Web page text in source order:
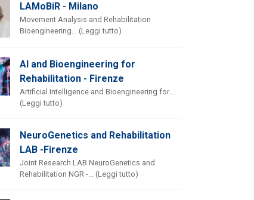
LAMoBiR - Milano
Movement Analysis and Rehabilitation
Bioengineering... (Leggi tutto)
AI and Bioengineering for
Rehabilitation - Firenze
Artificial Intelligence and Bioengineering for...
(Leggi tutto)
NeuroGenetics and Rehabilitation
LAB -Firenze
Joint Research LAB NeuroGenetics and
Rehabilitation NGR -... (Leggi tutto)